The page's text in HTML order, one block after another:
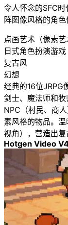
令人怀念的SFC
阵图像风格的角色
点画艺术（像素艺
日式角色扮演游戏
复古风
幻想
经典的16位JRPG
剑士、魔法师和
NPC（村民、商
素风格的物品。
视角），营造出复
Hotgen Video